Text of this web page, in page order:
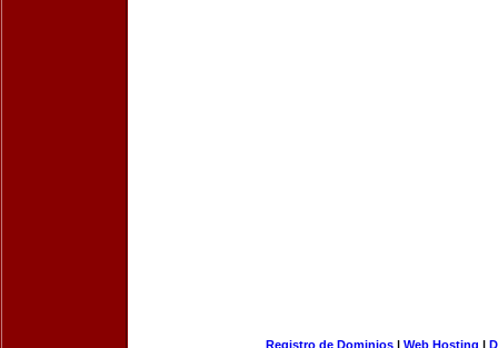
Registro de Dominios| Web Hosting |